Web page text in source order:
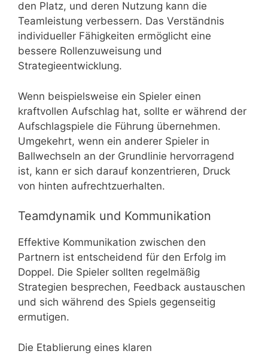
den Platz, und deren Nutzung kann die
Teamleistung verbessern. Das Verständnis
individueller Fähigkeiten ermöglicht eine
bessere Rollenzuweisung und
Strategieentwicklung.
Wenn beispielsweise ein Spieler einen
kraftvollen Aufschlag hat, sollte er während der
Aufschlagspiele die Führung übernehmen.
Umgekehrt, wenn ein anderer Spieler in
Ballwechseln an der Grundlinie hervorragend
ist, kann er sich darauf konzentrieren, Druck
von hinten aufrechtzuerhalten.
Teamdynamik und Kommunikation
Effektive Kommunikation zwischen den
Partnern ist entscheidend für den Erfolg im
Doppel. Die Spieler sollten regelmäßig
Strategien besprechen, Feedback austauschen
und sich während des Spiels gegenseitig
ermutigen.
Die Etablierung eines klaren